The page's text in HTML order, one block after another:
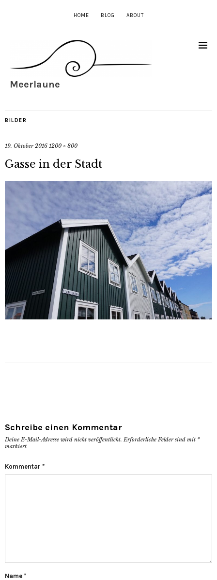
HOME BLOG ABOUT
Meerlaune
BILDER
19. Oktober 2016 1200 × 800
Gasse in der Stadt
Schreibe einen Kommentar
Deine E-Mail-Adresse wird nicht veröffentlicht. Erforderliche Felder sind mit *
markiert
Kommentar *
Name *